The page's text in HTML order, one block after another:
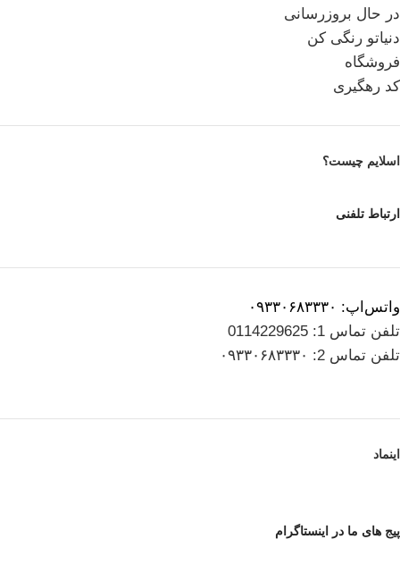
در حال بروزرسانی
دنیاتو رنگی کن
فروشگاه
کد رهگیری
اسلایم چیست؟
ارتباط تلفنی
واتس‌اپ: ۰۹۳۳۰۶۸۳۳۳۰
تلفن تماس 1: 0114229625
تلفن تماس 2: ۰۹۳۳۰۶۸۳۳۳۰
اینماد
پیج های ما در اینستاگرام